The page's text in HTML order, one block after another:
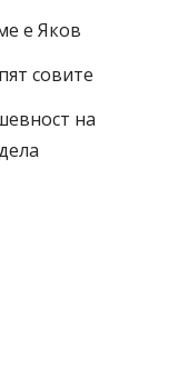
е Яков
совите
на